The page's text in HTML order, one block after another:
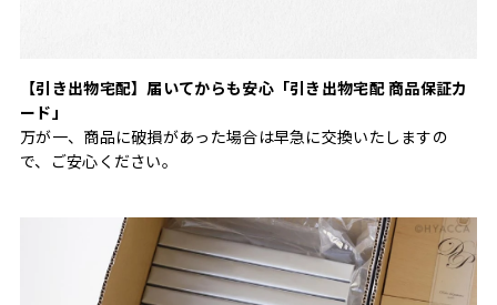
【引き出物宅配】届いてからも安心「引き出物宅配 商品保証カ
ード」
万が一、商品に破損があった場合は早急に交換いたしますの
で、ご安心ください。